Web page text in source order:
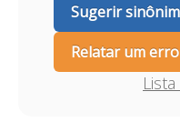
Sugerir
Relatar um erro